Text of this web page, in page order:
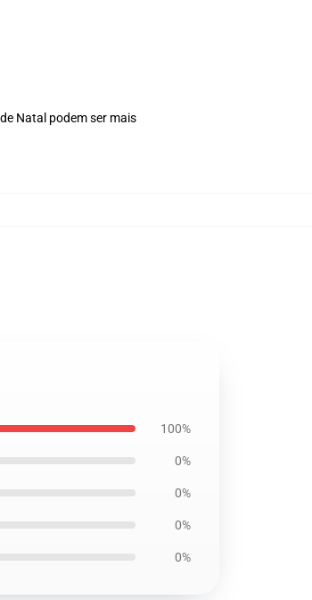
Natal podem ser mais
100%
0%
0%
0%
0%